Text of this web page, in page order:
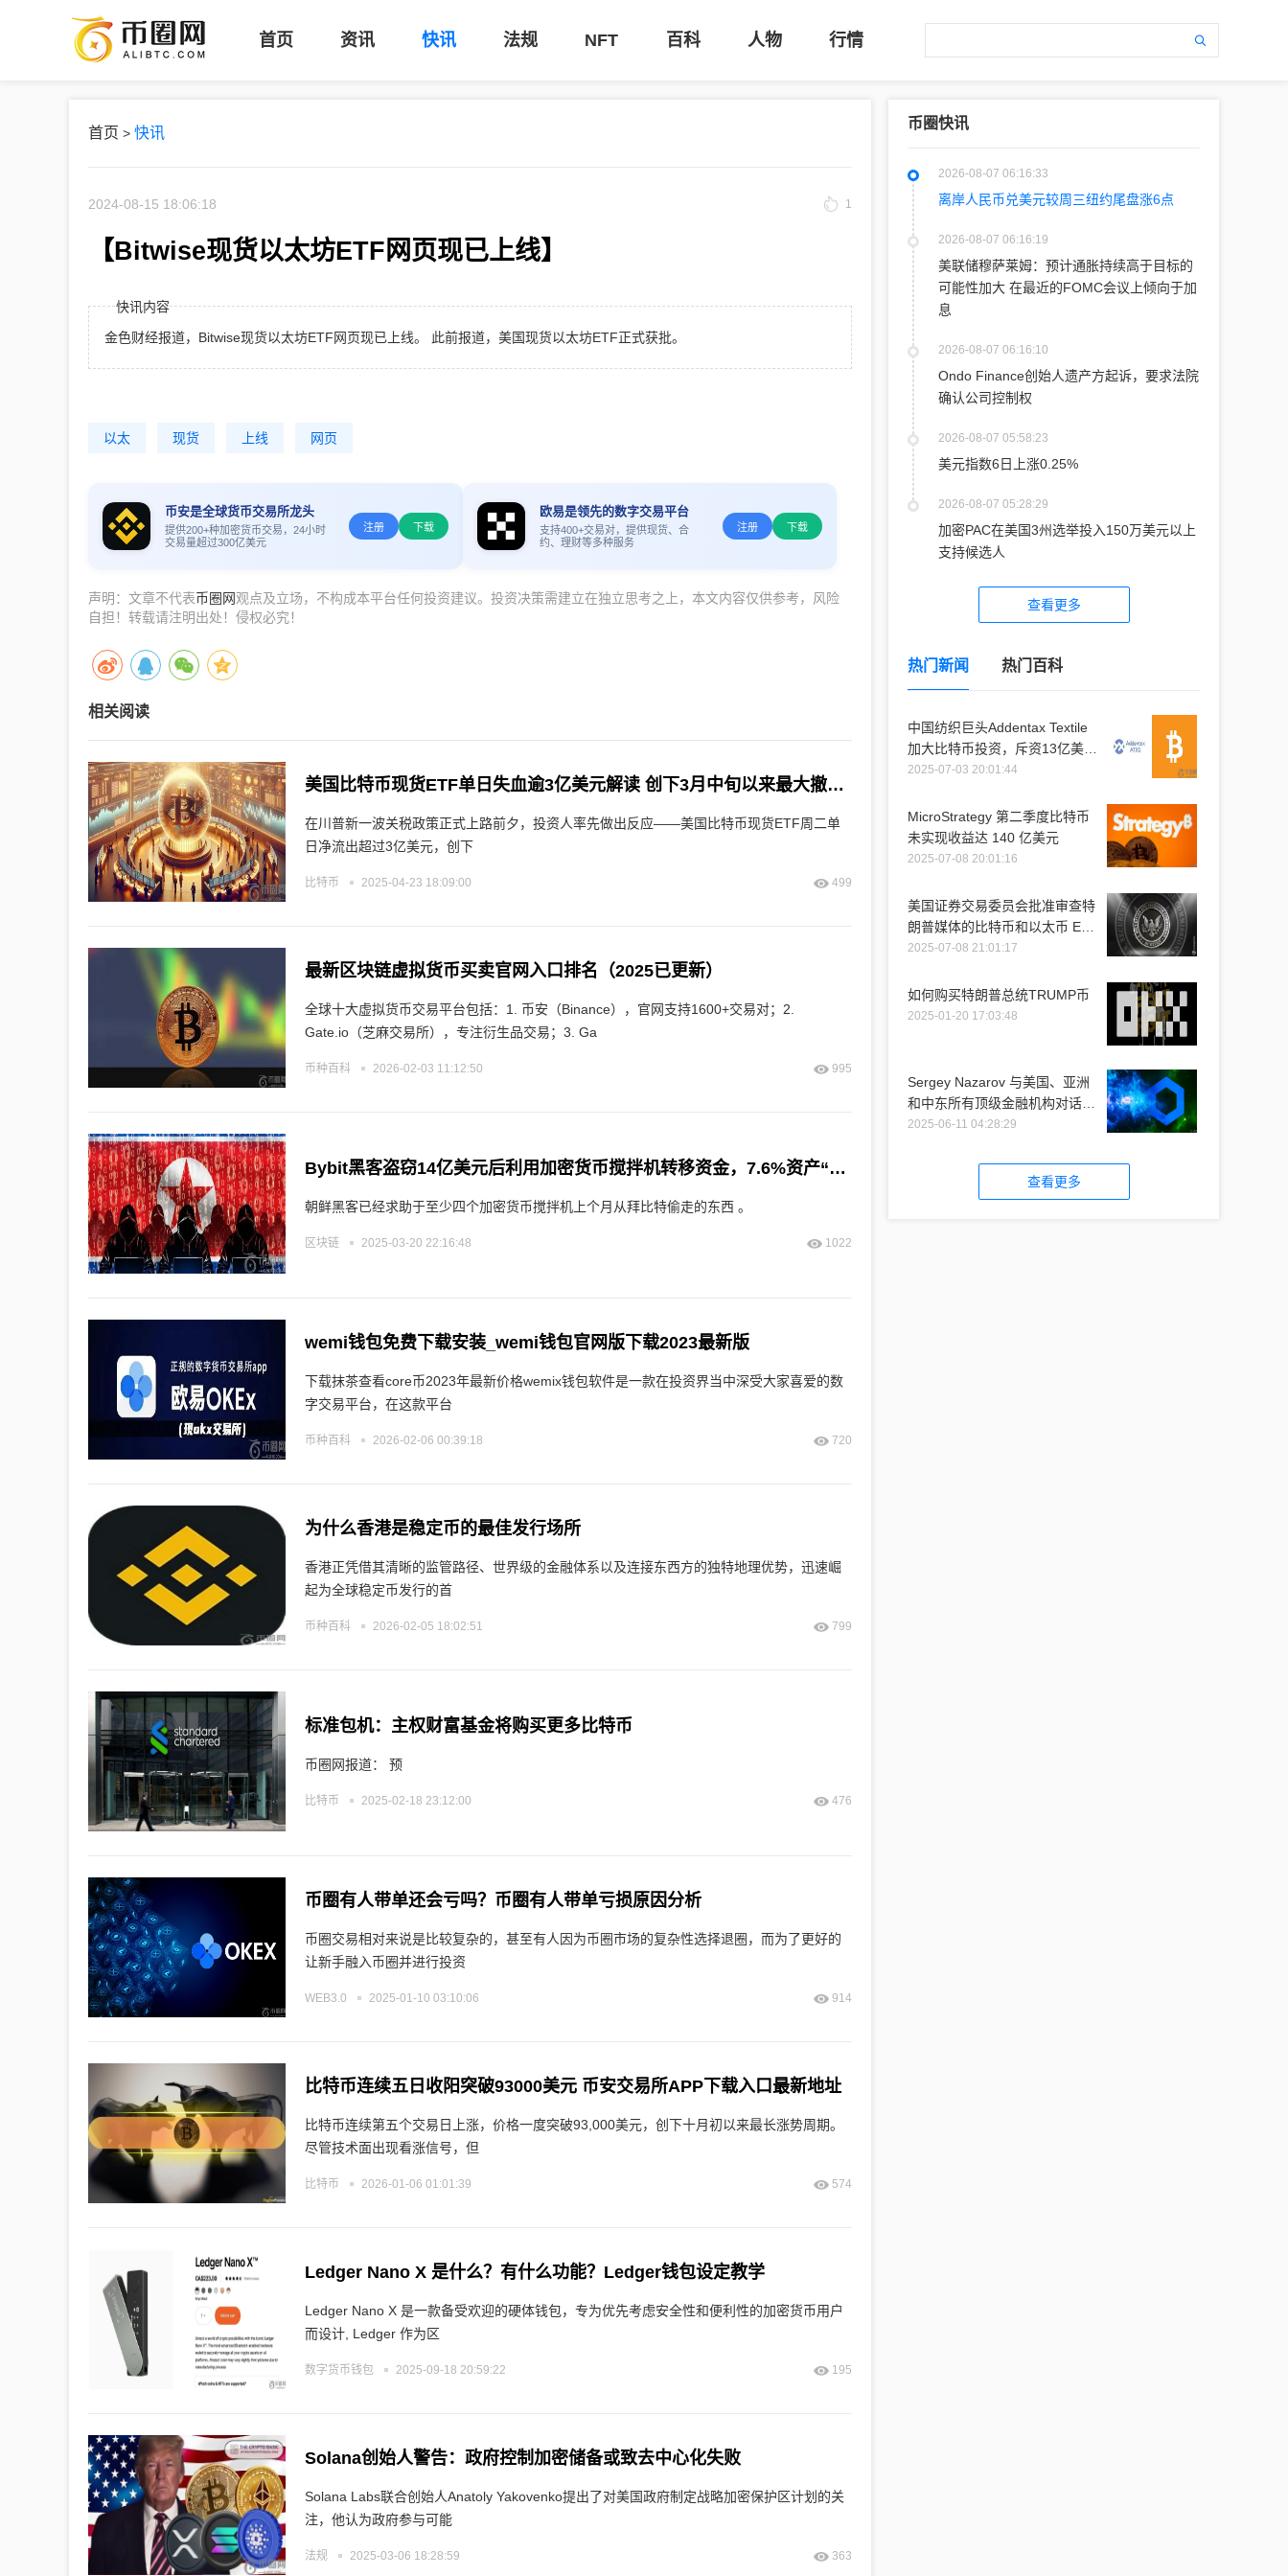
币
首页 资讯 快讯 法规 NFT 百科 人物 行情
首页 > 快讯
2024-08-15 18:06:18 1
【Bitwise现货以太坊ETF网页现已上线】
快讯内容
金色财经报道，Bitwise现货以太坊ETF网页现已上线。 此前报道，美国现货以太坊ETF正式获批。
以太 现货 上线 网页
币安是全球货币交易所龙头
提供200+种加密货币交易，24小时
交易量超过300亿美元
注册 下载
欧易是领先的数字交易平台
支持400+交易对，提供现货、合
约、理财等多种服务
注册 下载
声明：文章不代表币圈网观点及立场，不构成本平台任何投资建议。投资决策需建立在独立思考之上，本文内容仅供参考，风险
自担！转载请注明出处！侵权必究！
相关阅读
美国比特币现货ETF单日失血逾3亿美元解读 创下3月中旬以来最大撤资纪录
在川普新一波关税政策正式上路前夕，投资人率先做出反应——美国比特币现货ETF周二单
日净流出超过3亿美元，创下
比特币 2025-04-23 18:09:00 499
最新区块链虚拟货币买卖官网入口排名（2025已更新）
全球十大虚拟货币交易平台包括：1. 币安（Binance），官网支持1600+交易对；2.
Gate.io（芝麻交易所），专注衍生品交易；3. Ga
币种百科 2026-02-03 11:12:50 995
Bybit黑客盗窃14亿美元后利用加密货币搅拌机转移资金，7.6%资产“变黑”
朝鲜黑客已经求助于至少四个加密货币搅拌机上个月从拜比特偷走的东西 。
区块链 2025-03-20 22:16:48 1022
wemi钱包免费下载安装_wemi钱包官网版下载2023最新版
下载抹茶查看core币2023年最新价格wemix钱包软件是一款在投资界当中深受大家喜爱的数
字交易平台，在这款平台
币种百科 2026-02-06 00:39:18 720
为什么香港是稳定币的最佳发行场所
香港正凭借其清晰的监管路径、世界级的金融体系以及连接东西方的独特地理优势，迅速崛
起为全球稳定币发行的首
币种百科 2026-02-05 18:02:51 799
标准包机：主权财富基金将购买更多比特币
币圈网报道： 预
比特币 2025-02-18 23:12:00 476
币圈有人带单还会亏吗？币圈有人带单亏损原因分析
币圈交易相对来说是比较复杂的，甚至有人因为币圈市场的复杂性选择退圈，而为了更好的
让新手融入币圈并进行投资
WEB3.0 2025-01-10 03:10:06 914
比特币连续五日收阳突破93000美元 币安交易所APP下载入口最新地址
比特币连续第五个交易日上涨，价格一度突破93,000美元，创下十月初以来最长涨势周期。
尽管技术面出现看涨信号，但
比特币 2026-01-06 01:01:39 574
Ledger Nano X 是什么？有什么功能？Ledger钱包设定教学
Ledger Nano X 是一款备受欢迎的硬体钱包，专为优先考虑安全性和便利性的加密货币用户
而设计, Ledger 作为区
数字货币钱包 2025-09-18 20:59:22 195
Solana创始人警告：政府控制加密储备或致去中心化失败
Solana Labs联合创始人Anatoly Yakovenko提出了对美国政府制定战略加密保护区计划的关
注，他认为政府参与可能
法规 2025-03-06 18:28:59 363
币圈快讯
2026-08-07 06:16:33
离岸人民币兑美元较周三纽约尾盘涨6点
2026-08-07 06:16:19
美联储穆萨莱姆：预计通胀持续高于目标的
可能性加大 在最近的FOMC会议上倾向于加
息
2026-08-07 06:16:10
Ondo Finance创始人遗产方起诉，要求法院
确认公司控制权
2026-08-07 05:58:23
美元指数6日上涨0.25%
2026-08-07 05:28:29
加密PAC在美国3州选举投入150万美元以上
支持候选人
查看更多
热门新闻 热门百科
中国纺织巨头Addentax Textile
加大比特币投资，斥资13亿美元
购入1.2万枚比特币
2025-07-03 20:01:44
MicroStrategy 第二季度比特币
未实现收益达 140 亿美元
2025-07-08 20:01:16
美国证券交易委员会批准审查特
朗普媒体的比特币和以太币 ETF
推介
2025-07-08 21:01:17
如何购买特朗普总统TRUMP币
2025-01-20 17:03:48
Sergey Nazarov 与美国、亚洲
和中东所有顶级金融机构对话时
提到 Chainlink
2025-06-11 04:28:29
查看更多